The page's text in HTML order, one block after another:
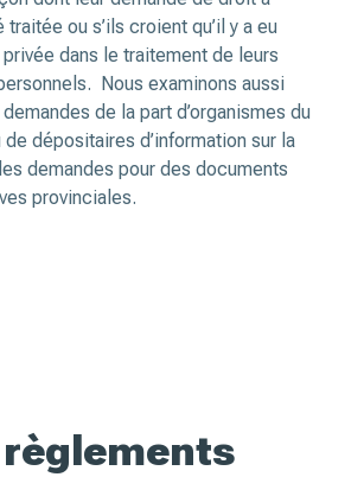
traitée ou s’ils croient qu’il y a eu
dans le traitement de leurs
Nous examinons aussi
de la part d’organismes du
dépositaires d’information sur la
demandes pour des documents
provinciales.